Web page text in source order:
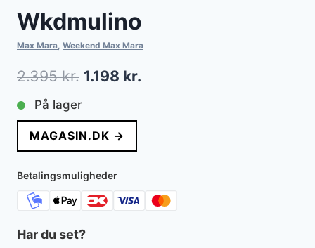
Wkdmulino
Max Mara, Weekend Max Mara
2.395kr. Den
pris
var:
2.395 kr..
1.198 kr.
På lager
MAGASIN.DK →
Betalingsmuligheder
Har du set?